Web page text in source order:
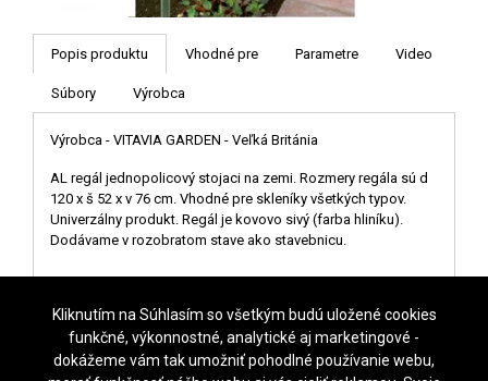
Kliknutím na Súhlasím so všetkým budú uložené cookies
funkčné, výkonnostné, analytické aj marketingové -
dokážeme vám tak umožniť pohodlné používanie webu,
Popis produktu Vhodné pre Parametre Video
Súbory Výrobca
Výrobca - VITAVIA GARDEN - Veľká Británia
AL regál jednopolicový stojaci na zemi. Rozmery regála sú d
120 x š 52 x v 76 cm. Vhodné pre skleníky všetkých typov.
Univerzálny produkt. Regál je kovovo sivý (farba hliníku).
Dodávame v rozobratom stave ako stavebnicu.
NASTAVENIE COOKIES